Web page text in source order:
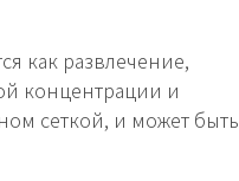
как развлечение,
концентрации и
сеткой, и может быть